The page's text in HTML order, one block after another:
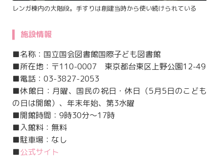
レンガ棟内の大階段。手すりは創建当時から使い続けられている
施設情報
■名称：国立国会図書館国際子ども図書館
■所在地：〒110-0007 東京都台東区上野公園12-49
■電話：03-3827-2053
■休館日：月曜、国民の祝日・休日（5月5日のこども
の日は開館）、年末年始、第3水曜
■開館時間：9時30分～17時
■入館料：無料
■駐車場：なし
■公式サイト